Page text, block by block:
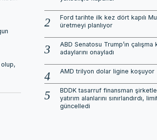
Ford tarihte ilk kez dört kapılı
üretmeyi planlıyor
ABD Senatosu Trump’ın çalışma
adaylarını onayladı
AMD trilyon dolar ligine koşuyor
BDDK tasarruf finansman
yatırım alanlarını sınırlandırdı,
güncelledi